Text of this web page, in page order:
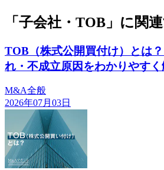
「子会社・TOB」に関
TOB（株式公開買付け）とは
れ・不成立原因をわかりやす
M&A全般
2026年07月03日